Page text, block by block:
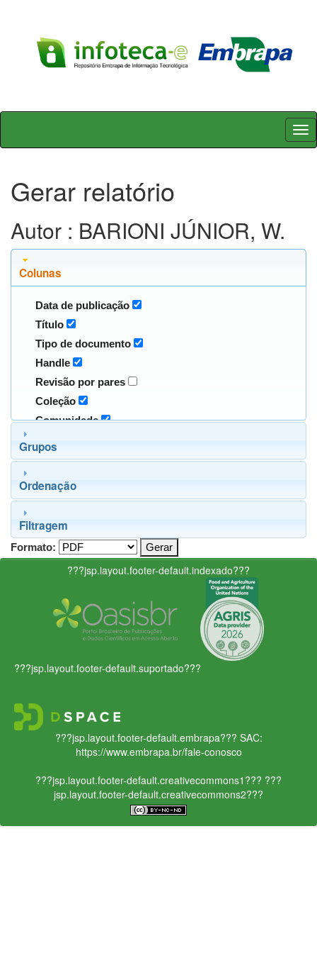
Skip
Gerar relatório
Autor : BARIONI JÚNIOR, W.
Colunas
Data de publicação
Título
Tipo de documento
Handle
Revisão por pares
Coleção
Comunidade
Grupos
Ordenação
Filtragem
Formato:
???jsp.layout.footer-default.indexado???
???jsp.layout.footer-default.suportado???
???jsp.layout.footer-default.embrapa??? SAC:
https://www.embrapa.br/fale-conosco
???jsp.layout.footer-default.creativecommons1??? ???
jsp.layout.footer-default.creativecommons2???